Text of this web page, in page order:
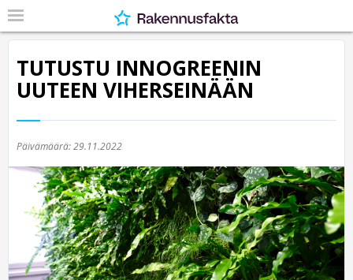
TUTUSTU INNOGREENIN
UUTEEN VIHERSEINÄÄN
Päivämäärä:29.11.2022